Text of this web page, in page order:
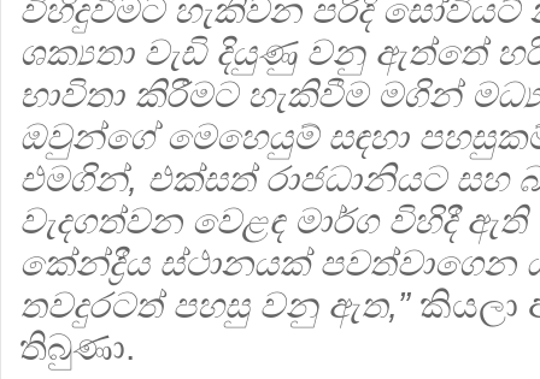
විහිදුවීමට හැකිවන පරිදි සෝවියට්
ශක්‍යතා වැඩි දියුණු වනු ඇත්තේ
භාවිතා කිරීමට හැකිවීම මගින්
ඔවුන්ගේ මෙහෙයුම් සඳහා
එමගින්, එක්සත් රාජධානියට සහ
වැදගත්වන වෙළඳ මාර්ග විහිදී ඇති
කේන්ද්‍රීය ස්ථානයක් පවත්වාගෙන
තවදුරටත් පහසු වනු ඇත,”කියලා
තිබුණා.